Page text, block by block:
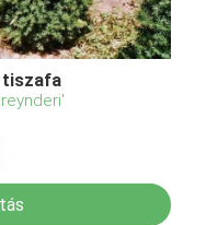
tiszafa